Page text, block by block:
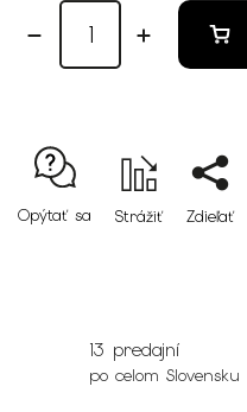
Opýtať sa Strážiť Zdieľať
13 predajní
po celom Slovensku